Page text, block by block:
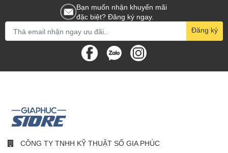
KẾT NỐI ĐA THIẾT BỊ, MỌI HỆ
ĐIỀU HÀNH
Kết nối Keys-To-Go 2 với tối đa ba thiết bị để bạn có thể làm việc
liền mạch trên máy tính bảng, điện thoại hoặc máy tính xách tay
Bạn muốn nhận khuyến mãi
đặc biệt? Đăng ký ngay.
Đăng ký
CÔNG TY TNHH KỸ THUẬT SỐ GIA PHÚC